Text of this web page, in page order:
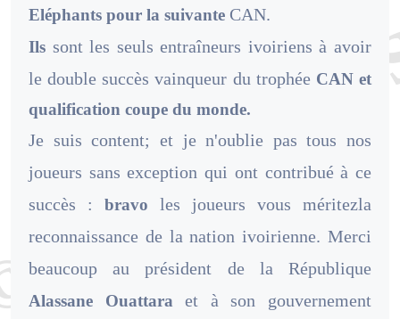
Eléphants pour la suivante CAN.
Ils sont les seuls entraîneurs ivoiriens à avoir
le double succès vainqueur du trophée CAN et
qualification coupe du monde.
Je suis content; et je n'oublie pas tous nos
joueurs sans exception qui ont contribué à ce
succès : bravo les joueurs vous méritezla
reconnaissance de la nation ivoirienne. Merci
beaucoup au président de la République
Alassane Ouattaraet à son gouvernement